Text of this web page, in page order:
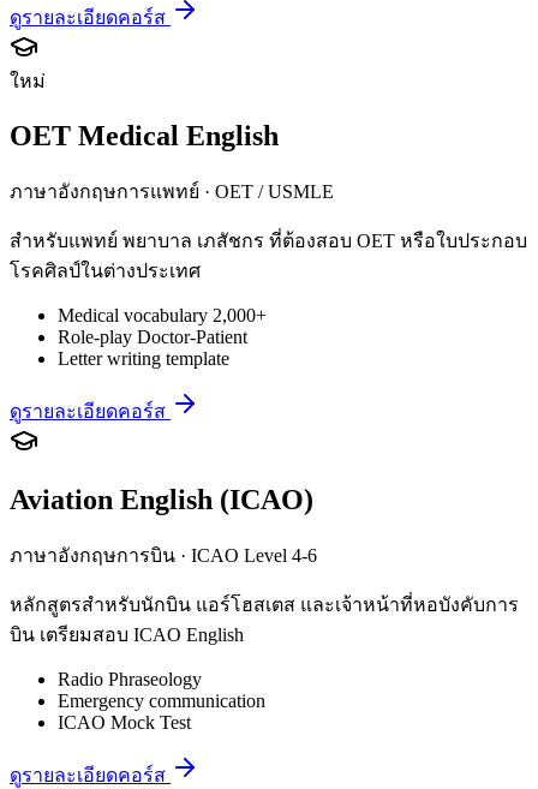
ดูรายละเอียดคอร์ส
ใหม่
OET Medical English
ภาษาอังกฤษการแพทย์ · OET / USMLE
สำหรับแพทย์ พยาบาล เภสัชกร ที่ต้องสอบ OET หรือใบประกอบ
โรคศิลป์ในต่างประเทศ
Medical vocabulary 2,000+
Role-play Doctor-Patient
Letter writing template
ดูรายละเอียดคอร์ส
Aviation English (ICAO)
ภาษาอังกฤษการบิน · ICAO Level 4-6
หลักสูตรสำหรับนักบิน แอร์โฮสเตส และเจ้าหน้าที่หอบังคับการ
บิน เตรียมสอบ ICAO English
Radio Phraseology
Emergency communication
ICAO Mock Test
ดูรายละเอียดคอร์ส